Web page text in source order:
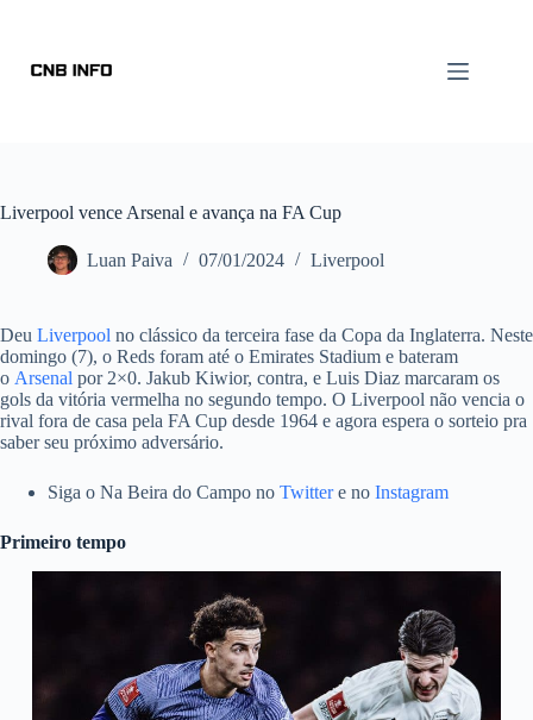
Liverpool vence Arsenal e avança na FA Cup
Luan Paiva 07/01/2024 Liverpool
Deu Liverpool no clássico da terceira fase da Copa da Inglaterra. Neste
domingo (7), o Reds foram até o Emirates Stadium e bateram
o Arsenal por 2×0. Jakub Kiwior, contra, e Luis Diaz marcaram os
gols da vitória vermelha no segundo tempo. O Liverpool não vencia o
rival fora de casa pela FA Cup desde 1964 e agora espera o sorteio pra
saber seu próximo adversário.
Siga o Na Beira do Campo no Twittere no Instagram
Primeiro tempo